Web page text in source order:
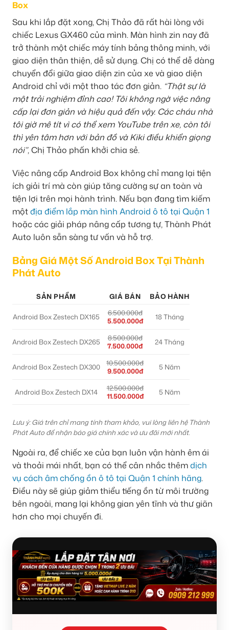
Box
Sau khi lắp đặt xong, Chị Thảo đã rất hài lòng với
chiếc Lexus GX460 của mình. Màn hình zin nay đã
trở thành một chiếc máy tính bảng thông minh, với
giao diện thân thiện, dễ sử dụng. Chị có thể dễ dàng
chuyển đổi giữa giao diện zin của xe và giao diện
Android chỉ với một thao tác đơn giản. “Thật sự là
một trải nghiệm đỉnh cao! Tôi không ngờ việc nâng
cấp lại đơn giản và hiệu quả đến vậy. Các cháu nhà
tôi giờ mê tít vì có thể xem YouTube trên xe, còn tôi
thì yên tâm hơn với bản đồ và Kiki điều khiển giọng
nói”, Chị Thảo phấn khởi chia sẻ.
Việc nâng cấp Android Box không chỉ mang lại tiện
ích giải trí mà còn giúp tăng cường sự an toàn và
tiện lợi trên mọi hành trình. Nếu bạn đang tìm kiếm
mộtđịa điểm lắp màn hình Android ô tô tại Quận 1
hoặc các giải pháp nâng cấp tương tự, Thành Phát
Auto luôn sẵn sàng tư vấn và hỗ trợ.
Bảng Giá Một Số Android Box Tại Thành
Phát Auto
SẢN PHẨM GIÁ BÁN BẢO HÀNH
Android Box Zestech DX165
6.500.000đ
5.500.000đ
18 Tháng
Android Box Zestech DX265
8.500.000đ
7.500.000đ
24 Tháng
Android Box Zestech DX300
10.500.000đ
9.500.000đ
5 Năm
Android Box Zestech DX14
12.500.000đ
11.500.000đ
5 Năm
Lưu ý: Giá trên chỉ mang tính tham khảo, vui lòng liên hệ Thành
Phát Auto để nhận báo giá chính xác và ưu đãi mới nhất.
Ngoài ra, để chiếc xe của bạn luôn vận hành êm ái
và thoải mái nhất, bạn có thể cân nhắc thêmdịch
vụ cách âm chống ồn ô tô tại Quận 1 chính hãng.
Điều này sẽ giúp giảm thiểu tiếng ồn từ môi trường
bên ngoài, mang lại không gian yên tĩnh và thư giãn
hơn cho mọi chuyến đi.